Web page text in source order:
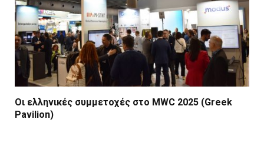
Οι ελληνικές συμμετοχές στο MWC 2025 (Greek
Pavilion)